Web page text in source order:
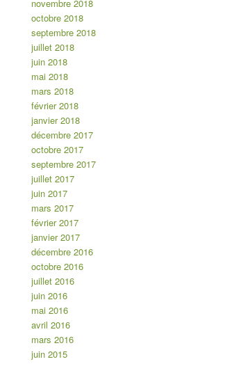
novembre 2018
octobre 2018
septembre 2018
juillet 2018
juin 2018
mai 2018
mars 2018
février 2018
janvier 2018
décembre 2017
octobre 2017
septembre 2017
juillet 2017
juin 2017
mars 2017
février 2017
janvier 2017
décembre 2016
octobre 2016
juillet 2016
juin 2016
mai 2016
avril 2016
mars 2016
juin 2015